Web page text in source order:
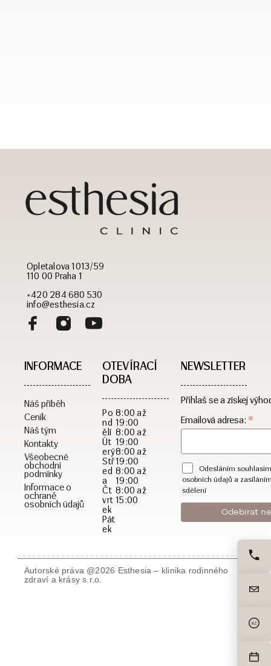
Opletalova 1013/59
110 00 Praha 1
+420 284 680 530
info@esthesia.cz
INFORMACE
Náš příběh
Ceník
Náš tým
Kontakty
Všeobecné
obchodní
podmínky
Informace o
ochraně
osobních údajů
OTEVÍRACÍ
DOBA​
Po
nd
ělí
Út
erý
Stř
ed
a
Čt
vrt
ek
Pát
ek
8:00 až
19:00
8:00 až
19:00
8:00 až
19:00
8:00 až
19:00
8:00 až
15:00
NEWSLETTER
Přihlaš se a získej
Emailová adresa: *
Odesláním
osobních údajů a
sdělení
Autorské práva @2026 Esthesia – klinika rodinného
zdraví a krásy s.r.o.
Kč